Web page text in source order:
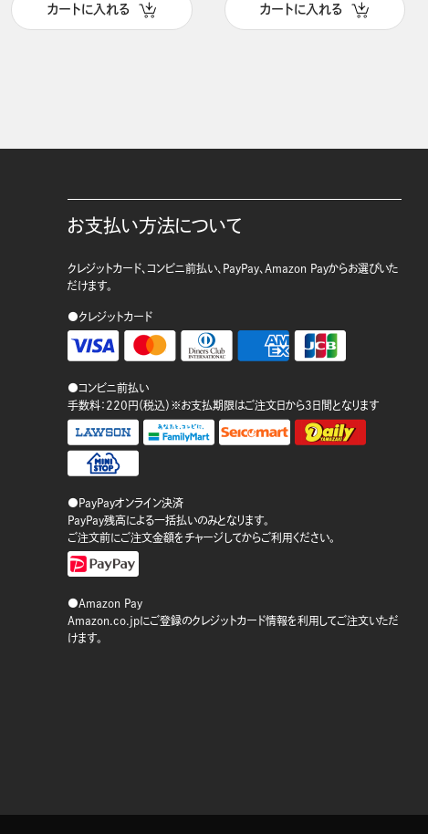
カートに入れる カートに入れる
お支払い方法について
クレジットカード、コンビニ前払い、PayPay、Amazon Payからお選びいた
だけます。
●クレジットカード
●コンビニ前払い
手数料：220円（税込）※お支払期限はご注文日から3日間となります
●PayPayオンライン決済
PayPay残高による一括払いのみとなります。
ご注文前にご注文金額をチャージしてからご利用ください。
●Amazon Pay
Amazon.co.jpにご登録のクレジットカード情報を利用してご注文いただ
けます。